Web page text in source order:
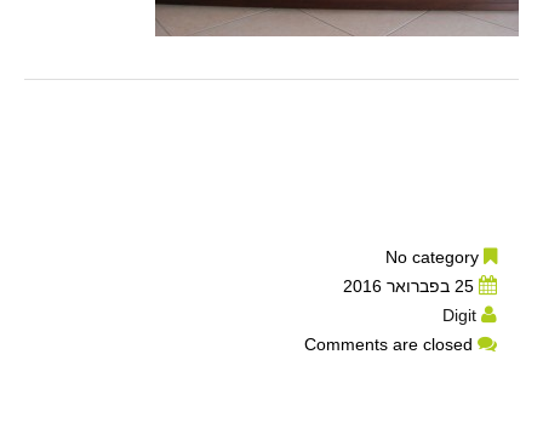
25 בפברואר 2016
Digit
Comments are closed